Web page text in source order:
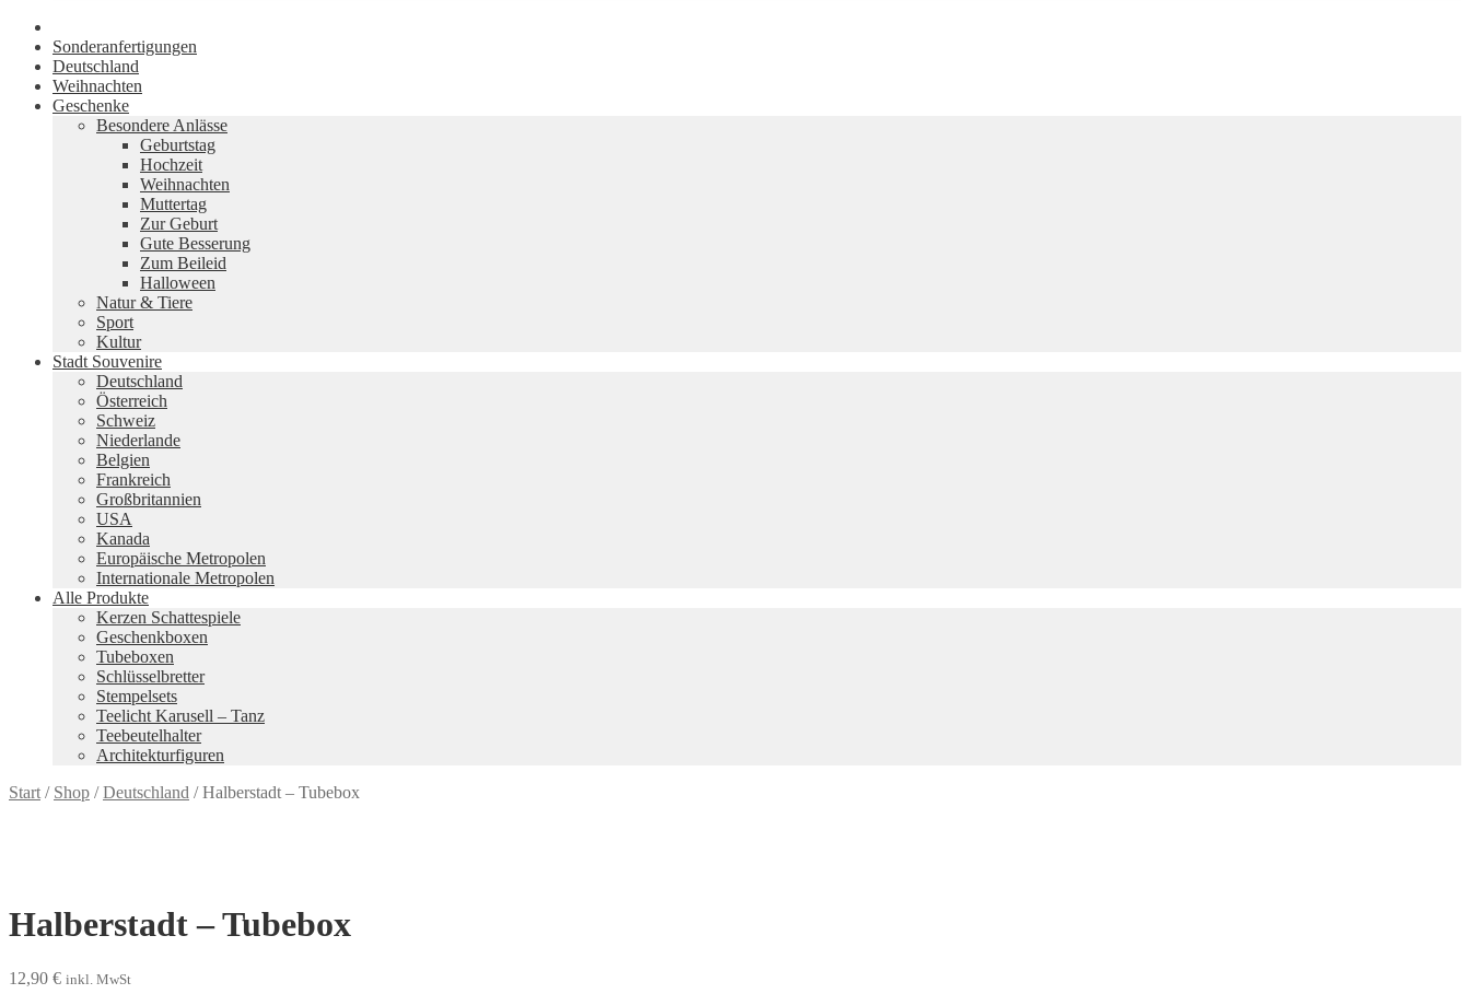
Sonderanfertigungen
Deutschland
Weihnachten
Geschenke
Besondere Anlässe
Geburtstag
Hochzeit
Weihnachten
Muttertag
Zur Geburt
Gute Besserung
Zum Beileid
Halloween
Natur & Tiere
Sport
Kultur
Stadt Souvenire
Deutschland
Österreich
Schweiz
Niederlande
Belgien
Frankreich
Großbritannien
USA
Kanada
Europäische Metropolen
Internationale Metropolen
Alle Produkte
Kerzen Schattespiele
Geschenkboxen
Tubeboxen
Schlüsselbretter
Stempelsets
Teelicht Karusell – Tanz
Teebeutelhalter
Architekturfiguren
Start / Shop /Deutschland /Halberstadt – Tubebox
Halberstadt – Tubebox
12,90 € inkl. MwSt